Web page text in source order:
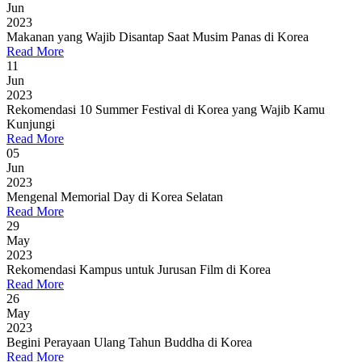
Jun
2023
Makanan yang Wajib Disantap Saat Musim Panas di Korea
Read More
11
Jun
2023
Rekomendasi 10 Summer Festival di Korea yang Wajib Kamu
Kunjungi
Read More
05
Jun
2023
Mengenal Memorial Day di Korea Selatan
Read More
29
May
2023
Rekomendasi Kampus untuk Jurusan Film di Korea
Read More
26
May
2023
Begini Perayaan Ulang Tahun Buddha di Korea
Read More